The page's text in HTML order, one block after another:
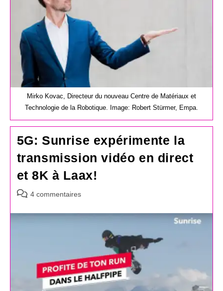
Mirko Kovac, Directeur du nouveau Centre de Matériaux et
Technologie de la Robotique. Image: Robert Stürmer, Empa.
5G: Sunrise expérimente la
transmission vidéo en direct
et 8K à Laax!
Commentaires
la
4 commentaires